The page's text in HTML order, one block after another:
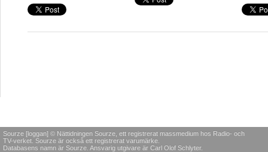
Sourze [loggan] © Nättidningen Sourze, ett registrerat massmedium hos Radio- och
TV-verket. Sourze är också ett registrerat varumärke.
Databasens namn är Sourze. Ansvarig utgivare är Carl Olof Schlyter.